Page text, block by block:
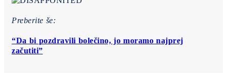
Preberite še:
“Da bi pozdravili bolečino, jo moramo najprej
začutiti”